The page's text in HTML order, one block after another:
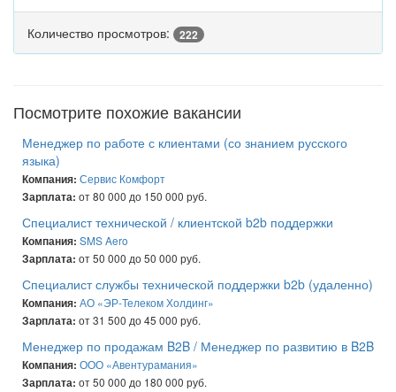
Количество просмотров: 222
Посмотрите похожие вакансии
Менеджер по работе с клиентами (со знанием русского
языка)
Компания: Сервис Комфорт
Зарплата: от 80 000 до 150 000 руб.
Специалист технической / клиентской b2b поддержки
Компания: SMS Aero
Зарплата: от 50 000 до 50 000 руб.
Специалист службы технической поддержки b2b (удаленно)
Компания: АО «ЭР-Телеком Холдинг»
Зарплата: от 31 500 до 45 000 руб.
Менеджер по продажам B2B / Менеджер по развитию в B2B
Компания: ООО «Авентурамания»
Зарплата: от 50 000 до 180 000 руб.